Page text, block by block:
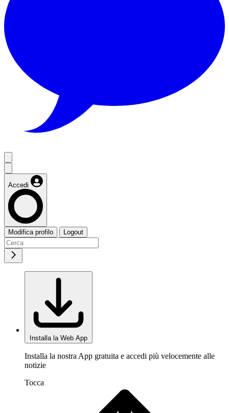
Accedi
Modifica profilo Logout
Installa la Web App
Installa la nostra App gratuita e accedi più velocemente alle
notizie
Tocca